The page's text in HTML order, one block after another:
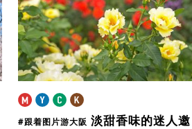
#跟着图片游大阪 淡甜香味的迷人邀